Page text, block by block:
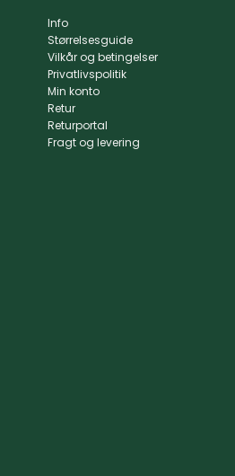
Info
Størrelsesguide
Vilkår og betingelser
Privatlivspolitik
Min konto
Retur
Returportal
Fragt og levering